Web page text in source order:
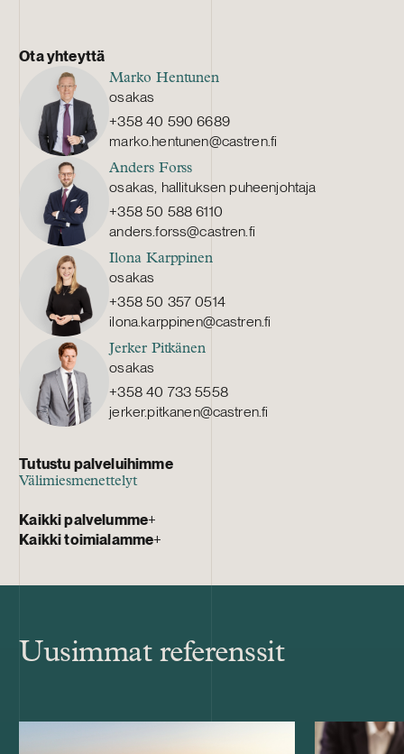
Kaikki palvelumme+
Kaikki toimialamme+
Ota yhteyttä
Marko Hentunen
osakas
+358 40 590 6689
marko.hentunen@castren.fi
Anders Forss
osakas, hallituksen puheenjohtaja
+358 50 588 6110
anders.forss@castren.fi
Ilona Karppinen
osakas
+358 50 357 0514
ilona.karppinen@castren.fi
Jerker Pitkänen
osakas
+358 40 733 5558
jerker.pitkanen@castren.fi
Tutustu palveluihimme
Välimiesmenettelyt
Uusimmat referenssit